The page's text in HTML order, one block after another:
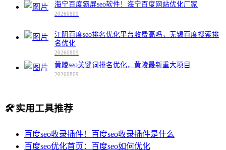
海宁百度霸屏seo软件！海宁百度网站优化厂家
20260809
江阴百度seo排名优化平台收费高吗，无锡百度搜索排
名优化
20260809
黄陵seo关键词排名优化，黄陵最新重大项目
20260809
🛠️实用工具推荐
百度seo收录插件！百度seo收录插件是什么
百度seo优化首页：百度seo如何优化